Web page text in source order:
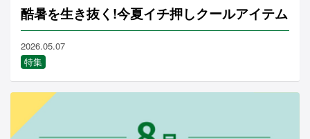
酷暑を生き抜く!今夏イチ押しクールアイテム
2026.05.07
特集